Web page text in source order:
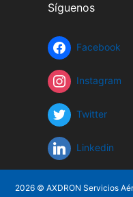
Síguenos
Facebook
Instagram
Twitter
Linkedin
2026 © AXDRON Servicios